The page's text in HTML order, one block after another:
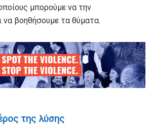
μπορούμε να την
να βοηθήσουμε τα θύματα.
της λύσης